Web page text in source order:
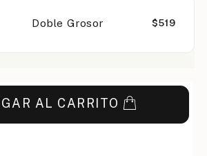
Doble Grosor $519
AL CARRITO